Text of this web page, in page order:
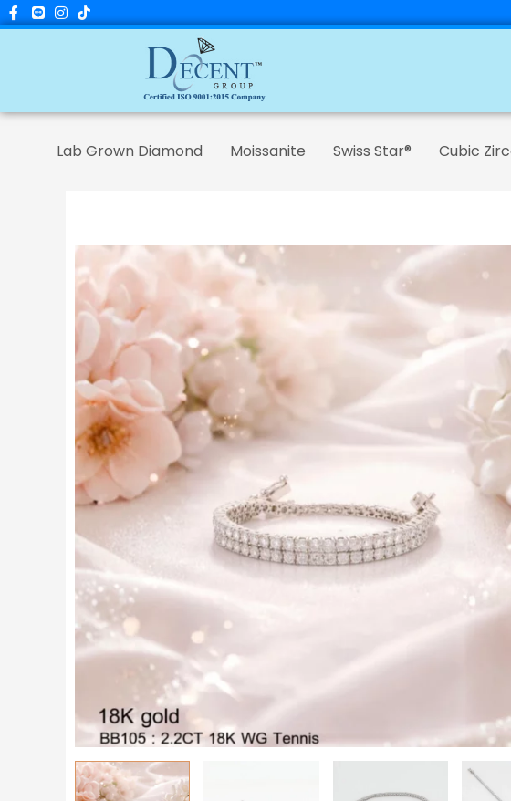
Skip
Lab Grown Diamond Moissanite Swiss Star® Cubic